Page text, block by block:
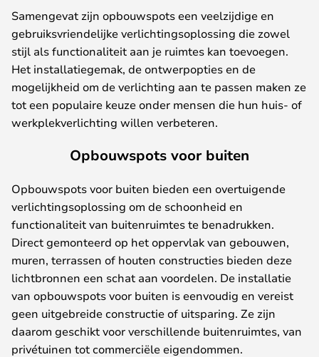
Samengevat zijn opbouwspots een veelzijdige en
gebruiksvriendelijke verlichtingsoplossing die zowel
stijl als functionaliteit aan je ruimtes kan toevoegen.
Het installatiegemak, de ontwerpopties en de
mogelijkheid om de verlichting aan te passen maken ze
tot een populaire keuze onder mensen die hun huis- of
werkplekverlichting willen verbeteren.
Opbouwspots voor buiten
Opbouwspots voor buiten bieden een overtuigende
verlichtingsoplossing om de schoonheid en
functionaliteit van buitenruimtes te benadrukken.
Direct gemonteerd op het oppervlak van gebouwen,
muren, terrassen of houten constructies bieden deze
lichtbronnen een schat aan voordelen. De installatie
van opbouwspots voor buiten is eenvoudig en vereist
geen uitgebreide constructie of uitsparing. Ze zijn
daarom geschikt voor verschillende buitenruimtes, van
privétuinen tot commerciële eigendommen.